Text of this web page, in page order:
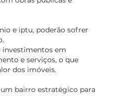
e iptu, poderão sofrer
investimentos em
e serviços, o que
dos imóveis.
bairro estratégico para